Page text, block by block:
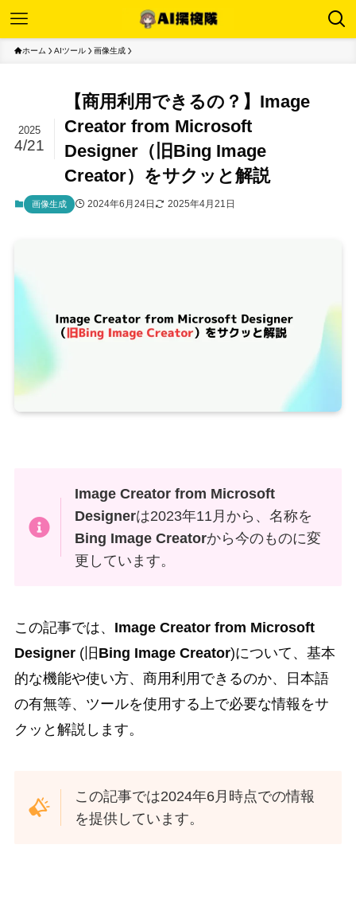
ホーム AIツール 画像生成
【商用利用できるの？】Image
Creator from Microsoft
Designer（旧Bing Image
Creator）をサクッと解説
2025
4/21
画像生成 2024年6月24日 2025年4月21日
Image Creator from Microsoft
Designerは2023年11月から、名称を
Bing Image Creatorから今のものに変
更しています。
この記事では、 Image Creator from Microsoft
Designer(旧 Bing Image Creator)について、基本
的な機能や使い方、商用利用できるのか、日本語
の有無等、ツールを使用する上で必要な情報をサ
クッと解説します。
この記事では2024年6月時点での情報
を提供しています。